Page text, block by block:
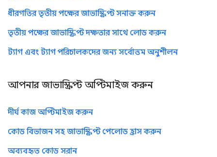
ধীরগতির তৃতীয় পক্ষের জাভাস্ক্রিপ্ট সনাক্ত করুন
তৃতীয় পক্ষের জাভাস্ক্রিপ্ট দক্ষতার সাথে লোড করুন
ট্যাগ এবং ট্যাগ পরিচালকদের জন্য সর্বোত্তম অনুশীলন
আপনার জাভাস্ক্রিপ্ট অপ্টিমাইজ করুন
দীর্ঘ কাজ অপ্টিমাইজ করুন
কোড বিভাজন সহ জাভাস্ক্রিপ্ট পেলোড হ্রাস করুন
অব্যবহৃত কোড সরান